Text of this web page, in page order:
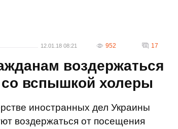
12.01.18 08:21 952 17
воздержаться
вспышкой холеры
иностранных дел Украины
воздержаться от посещения